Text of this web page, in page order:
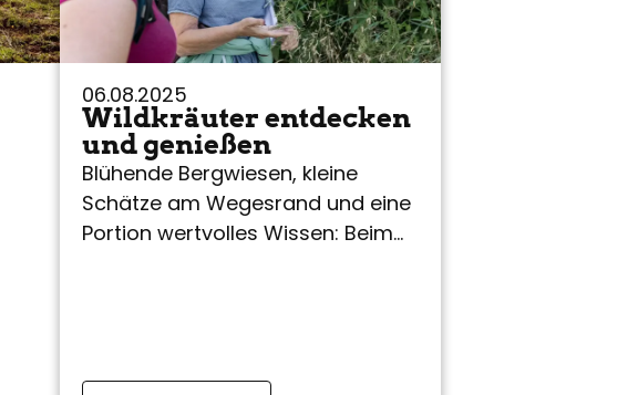
06.08.2025
Wildkräuter entdecken
und genießen
Blühende Bergwiesen, kleine
Schätze am Wegesrand und eine
Portion wertvolles Wissen: Beim